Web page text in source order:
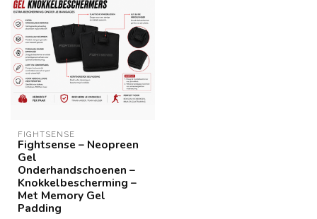
FIGHTSENSE
Fightsense – Neopreen
Gel
Onderhandschoenen –
Knokkelbescherming –
Met Memory Gel
Padding